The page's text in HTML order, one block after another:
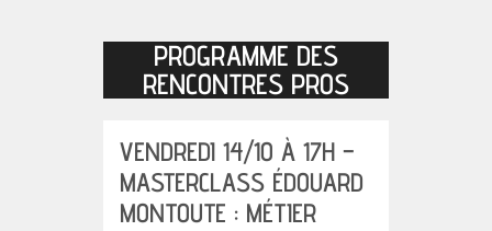
PROGRAMME DES
RENCONTRES PROS
VENDREDI 14/10 À 17H –
MASTERCLASS ÉDOUARD
MONTOUTE : MÉTIER